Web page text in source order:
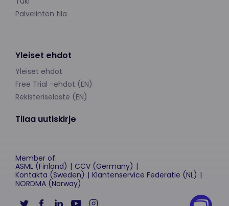
Palvelinten tila
Yleiset ehdot
Yleiset ehdot
Free Trial -ehdot (EN)
Rekisteriseloste (EN)
Tilaa uutiskirje
Member of:
ASML (Finland)
CCV (Germany)
Kontakta (Sweden)
Klantenservice Federatie (NL)
NORDMA (Norway)